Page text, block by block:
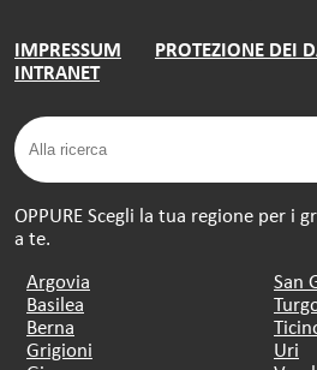
IMPRESSUM PROTEZIONE DEI
INTRANET
OPPURE Scegli la tua regione per i
a te.
Argovia
Basilea
Berna
Grigioni
San
Uri